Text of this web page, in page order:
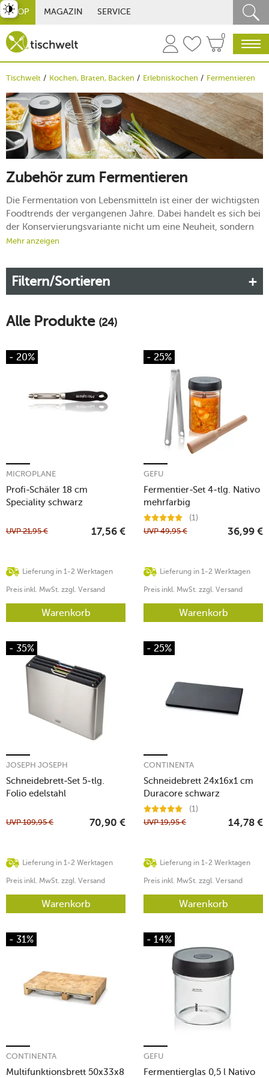
SHOP MAGAZIN SERVICE
0
Tischwelt Kochen, Braten, Backen Erlebniskochen Fermentieren
Zubehör zum Fermentieren
Die Fermentation von Lebensmitteln ist einer der wichtigsten
Foodtrends der vergangenen Jahre. Dabei handelt es sich bei
der Konservierungsvariante nicht um eine Neuheit, sondern
um eine traditionsreiche Methode. Ob Sauerkraut, Kimchi,
ist riesig. Bei tischwelt finden Sie das passende Zubehör zum
Fermentieren.
Mehr erfahren!
Mehr anzeigen
Filtern/Sortieren
Alle Produkte (24)
- 20%
Profi-Schäler 18 cm
Speciality schwarz
MICROPLANE
Lieferung in 1-2 Werktagen
UVP21,95 € 17,56 €
Preis inkl. MwSt. zzgl. Versand
Warenkorb
- 25%
Fermentier-Set 4-tlg. Nativo
mehrfarbig
GEFU
(1)
Lieferung in 1-2 Werktagen
UVP49,95 € 36,99 €
Preis inkl. MwSt. zzgl. Versand
Warenkorb
- 35%
Schneidebrett-Set 5-tlg.
Folio edelstahl
JOSEPH JOSEPH
Lieferung in 1-2 Werktagen
UVP109,95 € 70,90 €
Preis inkl. MwSt. zzgl. Versand
Warenkorb
- 25%
Schneidebrett 24x16x1 cm
Duracore schwarz
CONTINENTA
(1)
Lieferung in 1-2 Werktagen
UVP19,95 € 14,78 €
Preis inkl. MwSt. zzgl. Versand
Warenkorb
- 31%
Multifunktionsbrett 50x33x8
CONTINENTA
- 14%
Fermentierglas 0,5 l Nativo
GEFU
umschalten